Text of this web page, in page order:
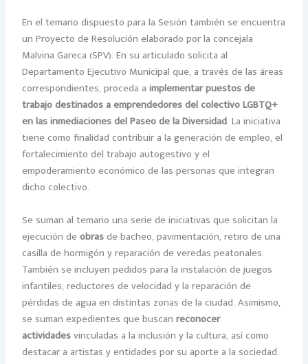
En el temario dispuesto para la Sesión también se encuentra
un Proyecto de Resolución elaborado por la concejala
Malvina Gareca (SPV). En su articulado solicita al
Departamento Ejecutivo Municipal que, a través de las áreas
correspondientes, proceda aimplementar puestos de
trabajo destinados a emprendedores del colectivo LGBTQ+
en las inmediaciones del Paseo de la Diversidad. La iniciativa
tiene como finalidad contribuir a la generación de empleo, el
fortalecimiento del trabajo autogestivo y el
empoderamiento económico de las personas que integran
dicho colectivo.
Se suman al temario una serie de iniciativas que solicitan la
ejecución deobrasde bacheo, pavimentación, retiro de una
casilla de hormigón y reparación de veredas peatonales.
También se incluyen pedidos para la instalación de juegos
infantiles, reductores de velocidad y la reparación de
pérdidas de agua en distintas zonas de la ciudad. Asimismo,
se suman expedientes que buscanreconocer
actividadesvinculadas a la inclusión y la cultura, así como
destacar a artistas y entidades por su aporte a la sociedad.